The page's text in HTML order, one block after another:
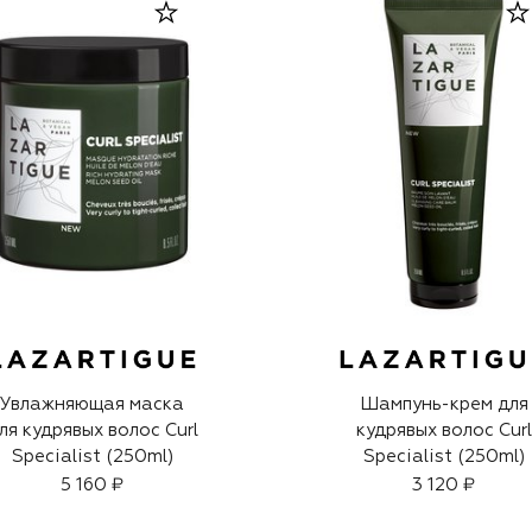
Увлажняющая маска
кудрявых волос Curl
Specialist (250ml)
5 160 ₽
Шампунь-крем для
кудрявых волос Curl
Specialist (250ml)
3 120 ₽